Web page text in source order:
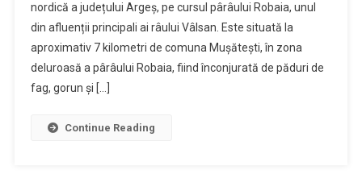
Străveche
Vatră
Monahală
nordică a județului Argeș, pe cursul pârâului Robaia, unul
din afluenții principali ai râului Vâlsan. Este situată la
aproximativ 7 kilometri de comuna Mușătești, în zona
deluroasă a pârâului Robaia, fiind înconjurată de păduri de
fag, gorun și […]
Continue Reading